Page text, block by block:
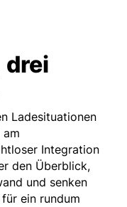
wählen:
Konsole
drei
Ladesituationen
am
Integration
den Überblick,
und senken
ein rundum